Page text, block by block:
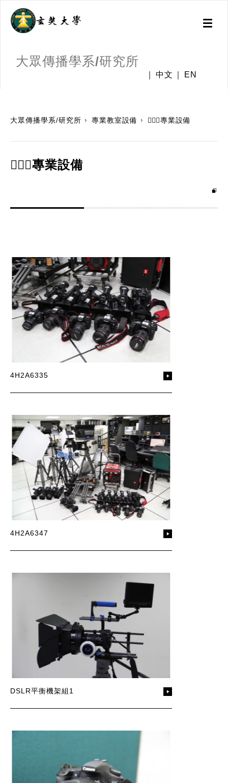
Toggle
大眾傳播學系/研究所
中文 EN
大眾傳播學系/研究所 專業教室設備 💁🏻‍♂️專業設備
💁🏻‍♂️專業設備
4H2A6335
4H2A6347
DSLR平衡機架組1